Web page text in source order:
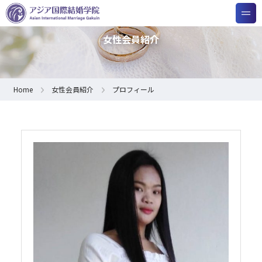
女性会員紹介
Home 女性会員紹介 プロフィール